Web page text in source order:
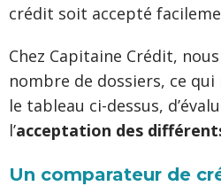
crédit soit accepté
Chez Capitaine Crédit,
nombre de dossiers, ce
le tableau ci-dessus,
l’acceptation des
Un comparateur de